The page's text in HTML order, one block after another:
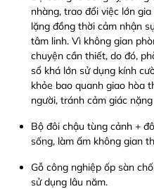
nhàng, trao đổi việc lớn
lặng đồng thời cảm nhận
tâm linh. Vì không gian
chuyện cần thiết, do đó,
sổ khá lớn sử dụng kính
khỏe bao quanh giao hòa
người, tránh cảm giác
Bộ đôi chậu tùng cảnh +
sống, làm ấm không gian
Gỗ công nghiệp ốp sàn
sử dụng lâu năm.